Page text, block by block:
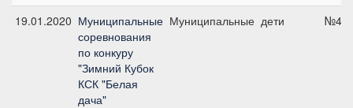
19.01.2020 Муниципальные
соревнования
по конкуру
"Зимний Кубок
КСК "Белая
дача"
Муниципальные дети №4,